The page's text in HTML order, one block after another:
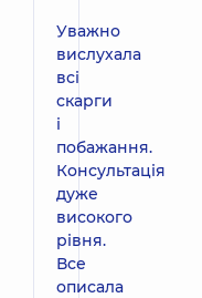
Уважно
вислухала
всі
скарги
і
побажання.
Консультація
дуже
високого
рівня.
Все
описала